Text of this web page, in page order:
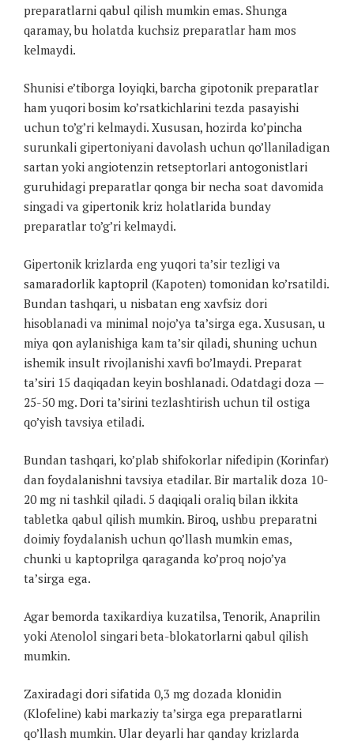
preparatlarni qabul qilish mumkin emas. Shunga
qaramay, bu holatda kuchsiz preparatlar ham mos
kelmaydi.
Shunisi e’tiborga loyiqki, barcha gipotonik preparatlar
ham yuqori bosim ko’rsatkichlarini tezda pasayishi
uchun to’g’ri kelmaydi. Xususan, hozirda ko’pincha
surunkali gipertoniyani davolash uchun qo’llaniladigan
sartan yoki angiotenzin retseptorlari antogonistlari
guruhidagi preparatlar qonga bir necha soat davomida
singadi va gipertonik kriz holatlarida bunday
preparatlar to’g’ri kelmaydi.
Gipertonik krizlarda eng yuqori ta’sir tezligi va
samaradorlik kaptopril (Kapoten) tomonidan ko’rsatildi.
Bundan tashqari, u nisbatan eng xavfsiz dori
hisoblanadi va minimal nojo’ya ta’sirga ega. Xususan, u
miya qon aylanishiga kam ta’sir qiladi, shuning uchun
ishemik insult rivojlanishi xavfi bo’lmaydi. Preparat
ta’siri 15 daqiqadan keyin boshlanadi. Odatdagi doza —
25-50 mg. Dori ta’sirini tezlashtirish uchun til ostiga
qo’yish tavsiya etiladi.
Bundan tashqari, ko’plab shifokorlar nifedipin (Korinfar)
dan foydalanishni tavsiya etadilar. Bir martalik doza 10-
20 mg ni tashkil qiladi. 5 daqiqali oraliq bilan ikkita
tabletka qabul qilish mumkin. Biroq, ushbu preparatni
doimiy foydalanish uchun qo’llash mumkin emas,
chunki u kaptoprilga qaraganda ko’proq nojo’ya
ta’sirga ega.
Agar bemorda taxikardiya kuzatilsa, Tenorik, Anaprilin
yoki Atenolol singari beta-blokatorlarni qabul qilish
mumkin.
Zaxiradagi dori sifatida 0,3 mg dozada klonidin
(Klofeline) kabi markaziy ta’sirga ega preparatlarni
qo’llash mumkin. Ular deyarli har qanday krizlarda